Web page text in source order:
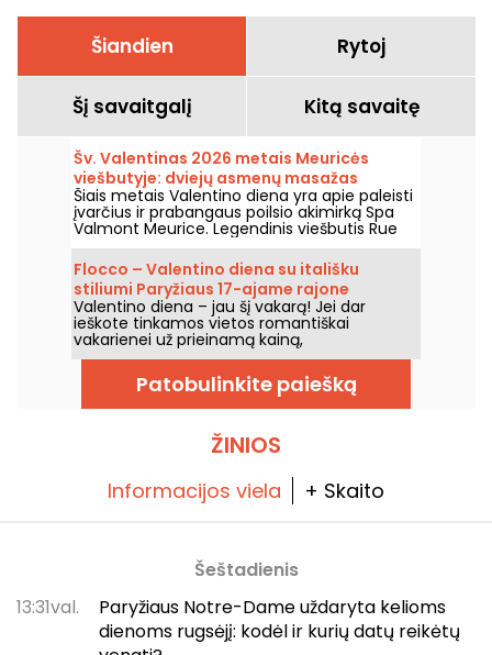
Šiandien Rytoj
Šį savaitgalį Kitą savaitę
Šv. Valentinas 2026 metais Meuricės
viešbutyje: dviejų asmenų masažas
prabangiame SPA ir Tea Time su Cédric
Grolet kūriniais
Šiais metais Valentino diena yra apie paleisti
įvarčius ir prabangaus poilsio akimirką Spa
Valmont Meurice. Legendinis viešbutis Rue
de Rivoli kviečia jus į ypatingą dviejų asmenų
pertraukėlę – išskirtinius masažus ir vienintelį
Tea Time, kurį ruošia Cédric Grolet.
Flocco – Valentino diena su itališku
stiliumi Paryžiaus 17-ajame rajone
Valentino diena – jau šį vakarą! Jei dar
ieškote tinkamos vietos romantiškai
vakarienei už prieinamą kainą,
rekomenduojame aplankyti FLOCCO –
elegantiška itališka virtuvė netoli Pereire
aikštės Paryžiaus 17-ajame rajone. Valentino
dienai čia galite mėgautis jų įprastu meniu
Patobulinkite paiešką
ŽINIOS
Informacijos viela + Skaito
Šeštadienis
13:31val.
Paryžiaus Notre-Dame uždaryta kelioms
dienoms rugsėjį: kodėl ir kurių datų reikėtų